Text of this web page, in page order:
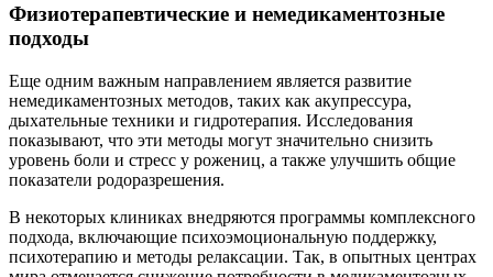
Физиотерапевтические и немедикаментозные
подходы
Еще одним важным направлением является развитие
немедикаментозных методов, таких как акупрессура,
дыхательные техники и гидротерапия. Исследования
показывают, что эти методы могут значительно снизить
уровень боли и стресс у рожениц, а также улучшить общие
показатели родоразрешения.
В некоторых клиниках внедряются программы комплексного
подхода, включающие психоэмоциональную поддержку,
психотерапию и методы релаксации. Так, в опытных центрах